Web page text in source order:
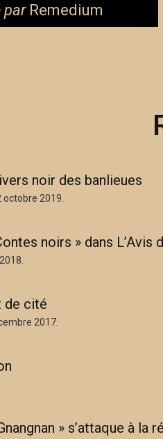
parRemedium
noir des banlieues
octobre 2019.
noirs » dans L’Avis
de cité
2017.
» s’attaque à la